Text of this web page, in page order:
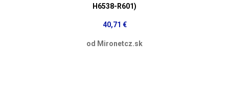
H6538-R601)
40,71 €
od Mironetcz.sk